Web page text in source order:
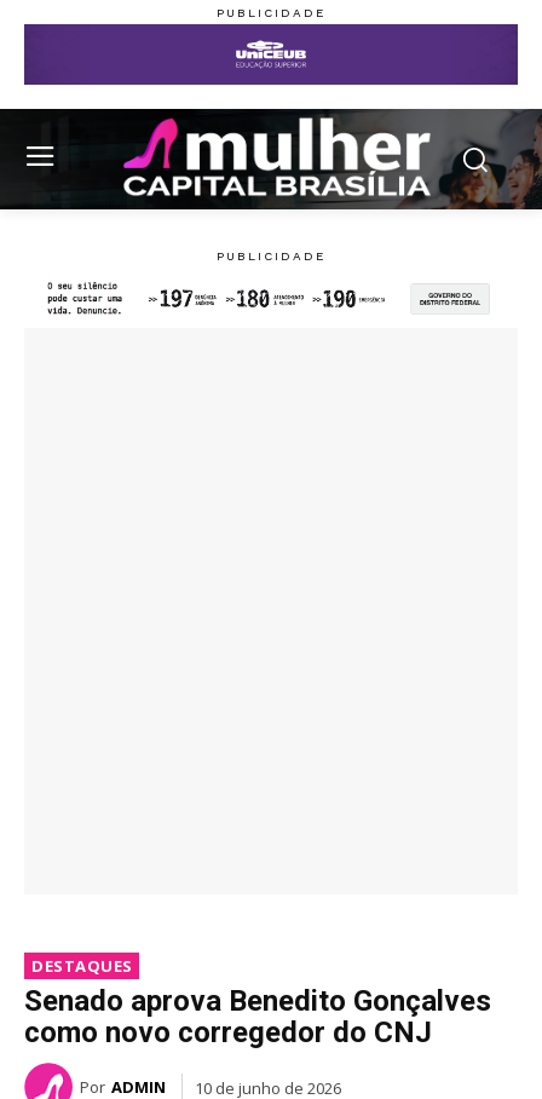
DESTAQUES
Senado aprova Benedito Gonçalves
como novo corregedor do CNJ
Por ADMIN 10 de junho de 2026